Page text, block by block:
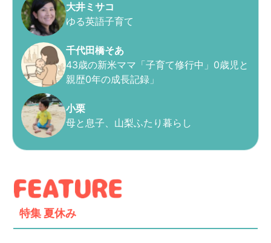
大井ミサコ
ゆる英語子育て
千代田橋そあ
43歳の新米ママ「子育て修行中」0歳児と
親歴0年の成長記録」
小栗
母と息子、山梨ふたり暮らし
特集 夏休み